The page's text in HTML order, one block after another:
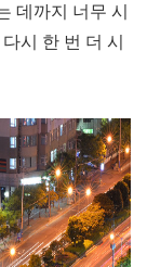
데까지 너무 시
시 한 번 더 시